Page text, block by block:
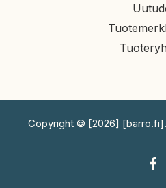
Copyright © [2026]